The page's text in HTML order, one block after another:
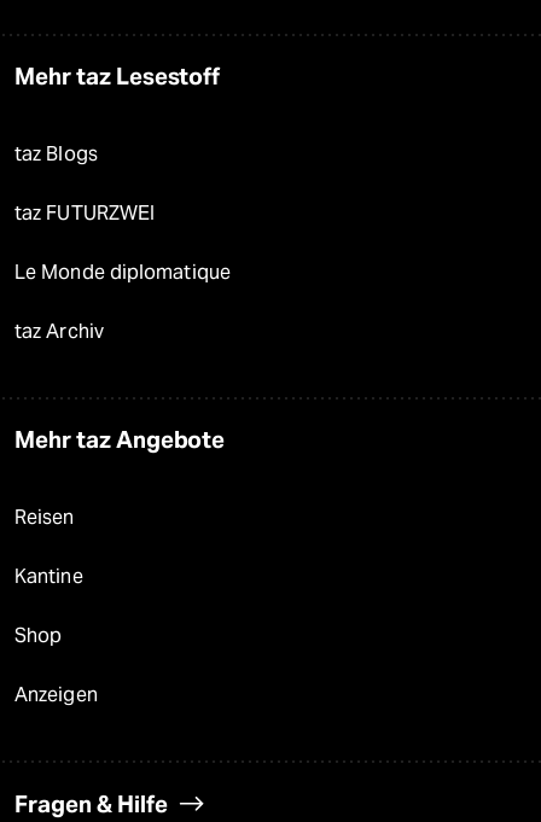
Mehr taz Lesestoff
taz Blogs
taz FUTURZWEI
Le Monde diplomatique
taz Archiv
Mehr taz Angebote
Reisen
Kantine
Shop
Anzeigen
Fragen & Hilfe